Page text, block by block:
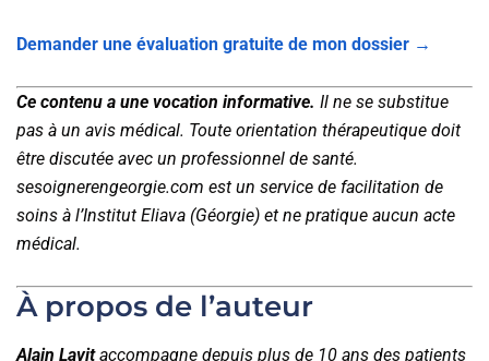
Demander une évaluation gratuite de mon dossier →
Ce contenu a une vocation informative. Il ne se substitue
pas à un avis médical. Toute orientation thérapeutique doit
être discutée avec un professionnel de santé.
sesoignerengeorgie.com est un service de facilitation de
soins à l’Institut Eliava (Géorgie) et ne pratique aucun acte
médical.
À propos de l’auteur
Alain Lavitaccompagne depuis plus de 10 ans des patients